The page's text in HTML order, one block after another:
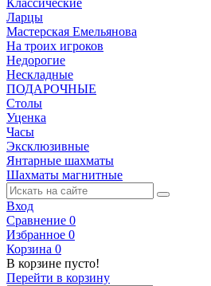
Классические
Ларцы
Мастерская Емельянова
На троих игроков
Недорогие
Нескладные
ПОДАРОЧНЫЕ
Столы
Уценка
Часы
Эксклюзивные
Янтарные шахматы
Шахматы магнитные
Вход
Сравнение 0
Избранное 0
Корзина 0
В корзине пусто!
Перейти в корзину